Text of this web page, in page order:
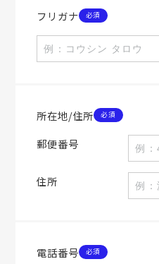
フリガナ
所在地/住所
郵便番号
住所
電話番号